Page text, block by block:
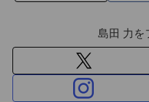
島田 力を